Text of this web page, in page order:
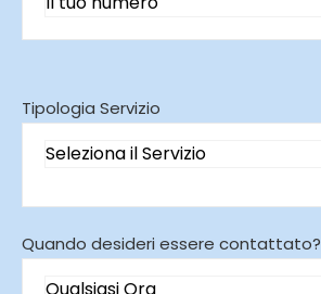
Tipologia Servizio
Quando desideri essere contattato?